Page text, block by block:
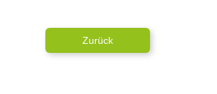
Zurück